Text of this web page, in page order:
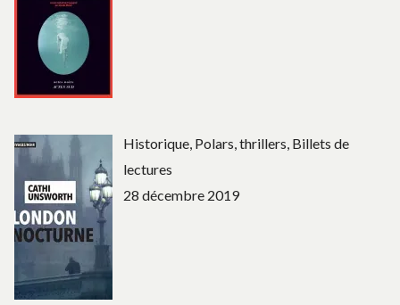
Historique, Polars, thrillers, Billets de
lectures
28 décembre 2019